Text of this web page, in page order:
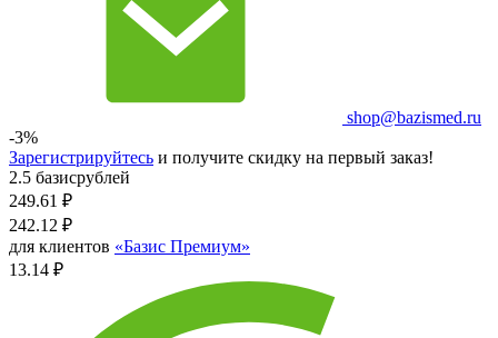
shop@bazismed.ru
-3%
Зарегистрируйтесь и получите скидку на первый заказ!
2.5 базисрублей
249.61 ₽
242.12 ₽
для клиентов «Базис Премиум»
13.14 ₽